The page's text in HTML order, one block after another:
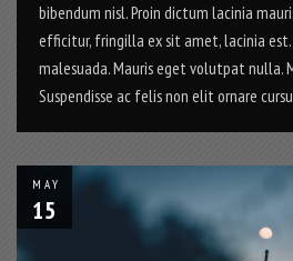
bibendum nisl. Proin dictum lacinia
efficitur, fringilla ex sit amet, lacinia
malesuada. Mauris eget volutpat nulla.
Suspendisse ac felis non elit ornare
MAY
15